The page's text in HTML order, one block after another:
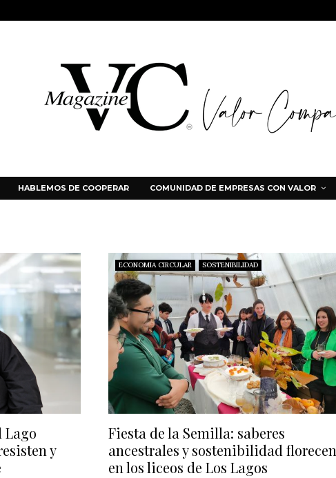
HABLEMOS DE COOPERAR COMUNIDAD DE EMPRESAS CON VALOR
y
ECONOMIA CIRCULAR SOSTENIBILIDAD
Fiesta de la Semilla: saberes
ancestrales y sostenibilidad florecen
en los liceos de Los Lagos